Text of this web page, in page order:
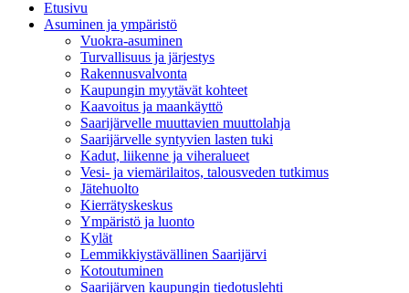
Etusivu
Asuminen ja ympäristö
Vuokra-asuminen
Turvallisuus ja järjestys
Rakennusvalvonta
Kaupungin myytävät kohteet
Kaavoitus ja maankäyttö
Saarijärvelle muuttavien muuttolahja
Saarijärvelle syntyvien lasten tuki
Kadut, liikenne ja viheralueet
Vesi- ja viemärilaitos, talousveden tutkimus
Jätehuolto
Kierrätyskeskus
Ympäristö ja luonto
Kylät
Lemmikkiystävällinen Saarijärvi
Kotoutuminen
Saarijärven kaupungin tiedotuslehti